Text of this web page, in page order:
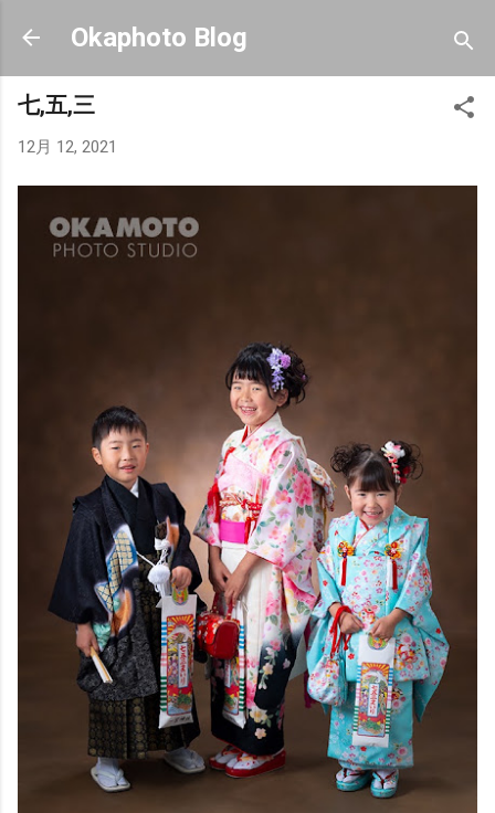
スキップしてメイン コンテンツに移動
Okaphoto Blog
七,五,三
12月 12, 2021